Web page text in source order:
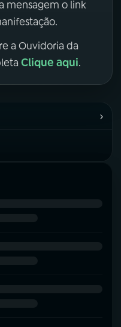
mensagem o link
a Ouvidoria da
Clique aqui.
›